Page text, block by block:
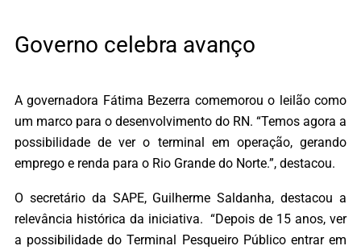
Governo celebra avanço
A governadora Fátima Bezerra comemorou o leilão como
um marco para o desenvolvimento do RN. “Temos agora a
possibilidade de ver o terminal em operação, gerando
emprego e renda para o Rio Grande do Norte.”, destacou.
O secretário da SAPE, Guilherme Saldanha, destacou a
relevância histórica da iniciativa. “Depois de 15 anos, ver
a possibilidade do Terminal Pesqueiro Público entrar em